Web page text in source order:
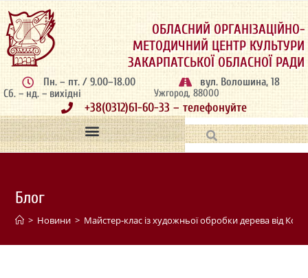
ОБЛАСНИЙ ОРГАНІЗАЦІЙНО-
МЕТОДИЧНИЙ ЦЕНТР КУЛЬТУРИ
ЗАКАРПАТСЬКОЇ ОБЛАСНОЇ РАДИ
Пн. – пт. / 9.00–18.00
Сб. – нд. – вихідні
вул. Волошина, 18
Ужгород, 88000
+38(0312)61-60-33 – телефонуйте
Блог
> Новини > Майстер-клас із художньої обробки дерева від